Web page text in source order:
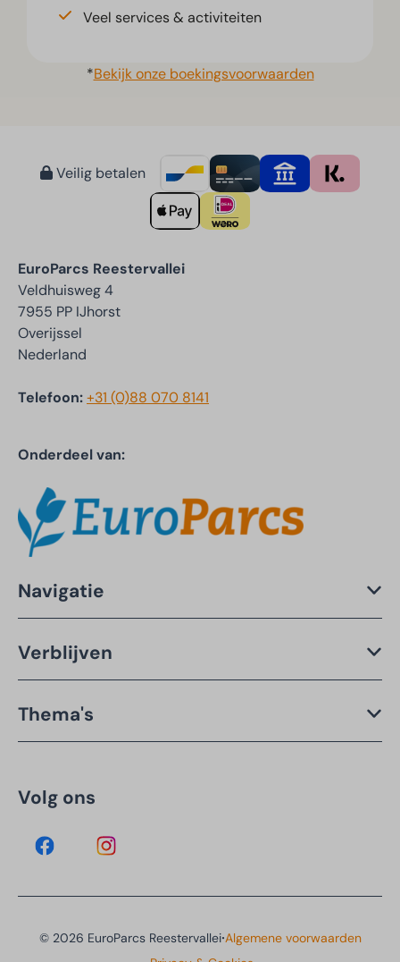
Veel services & activiteiten
*Bekijk onze boekingsvoorwaarden
Veilig betalen
EuroParcs Reestervallei
Veldhuisweg 4
7955 PP IJhorst
Overijssel
Nederland
Telefoon:+31 (0)88 070 8141
Onderdeel van:
Navigatie
Verblijven
Thema's
Volg ons
© 2026 EuroParcs Reestervallei·Algemene voorwaarden